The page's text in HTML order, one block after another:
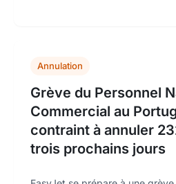
Annulation
Grève du Personnel
Commercial au
contraint à annuler
trois prochains jours